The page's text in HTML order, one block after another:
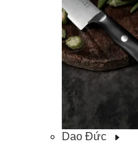
Dao Đức